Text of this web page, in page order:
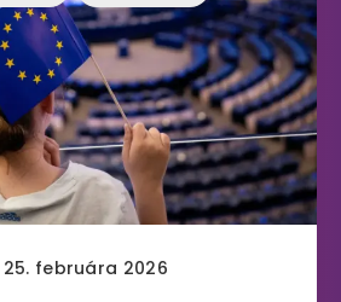
25. februára 2026